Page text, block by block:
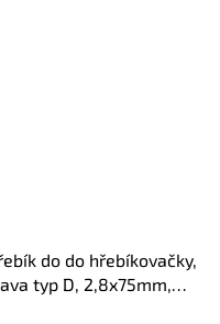
do do hřebíkovačky,
typ D, 2,8x75mm,